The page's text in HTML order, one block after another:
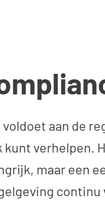
aan de
verhelpen.
maar een
continu